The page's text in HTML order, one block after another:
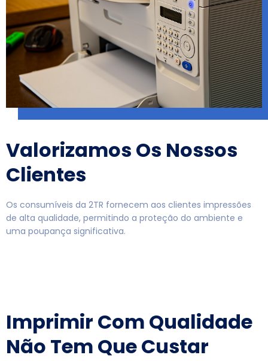
Valorizamos Os Nossos
Clientes
Os consumíveis da 2TR fornecem aos clientes impressões
de alta qualidade, permitindo a proteção do ambiente e
uma poupança significativa.
Imprimir Com Qualidade
Não Tem Que Custar